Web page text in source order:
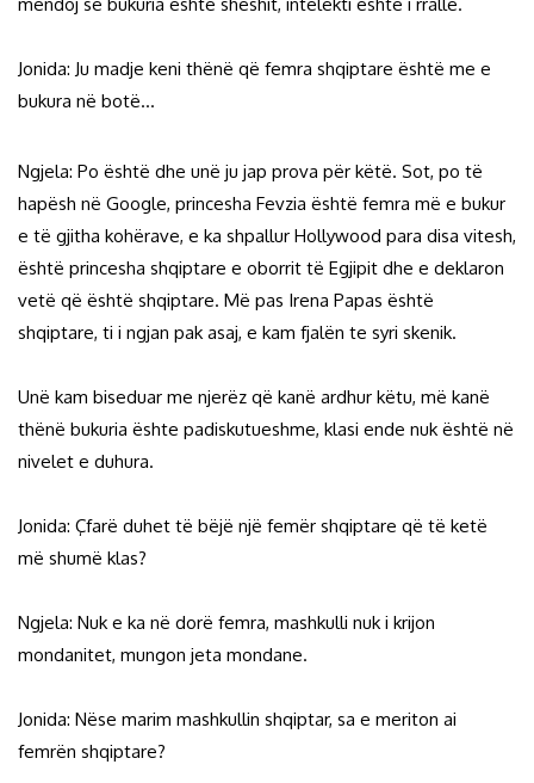
Jonida: Ju madje keni thënë që femra shqiptare është me e
bukura në botë…
Ngjela: Po është dhe unë ju jap prova për këtë. Sot, po të
hapësh në Google, princesha Fevzia është femra më e bukur
e të gjitha kohërave, e ka shpallur Hollywood para disa vitesh,
është princesha shqiptare e oborrit të Egjipit dhe e deklaron
vetë që është shqiptare. Më pas Irena Papas është
shqiptare, ti i ngjan pak asaj, e kam fjalën te syri skenik.
Unë kam biseduar me njerëz që kanë ardhur këtu, më kanë
thënë bukuria ështe padiskutueshme, klasi ende nuk është në
nivelet e duhura.
Jonida: Çfarë duhet të bëjë një femër shqiptare që të ketë
më shumë klas?
Ngjela: Nuk e ka në dorë femra, mashkulli nuk i krijon
mondanitet, mungon jeta mondane.
Jonida: Nëse marim mashkullin shqiptar, sa e meriton ai
femrën shqiptare?